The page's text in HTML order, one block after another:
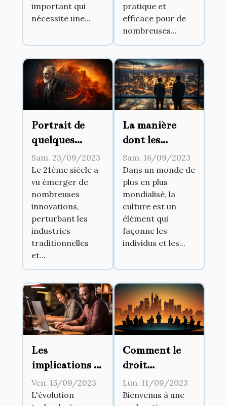
important qui
nécessite une...
pratique et
efficace pour de
nombreuses...
Portrait de
quelques
pionniers
d'affaires
ayant marqué
le 21ème siècle
Sam. 23/09/2023
Le 21ème siècle a
vu émerger de
nombreuses
innovations,
perturbant les
industries
traditionnelles
et...
La manière
dont les
tendances
culturelles
influencent la
gestion
d'entreprise
Sam. 16/09/2023
Dans un monde de
plus en plus
mondialisé, la
culture est un
élément qui
façonne les
individus et les...
Les
implications de
la
digitalisation
Ven. 15/09/2023
L'évolution
Comment le
droit
administratif
influence la
Lun. 11/09/2023
Bienvenus à une